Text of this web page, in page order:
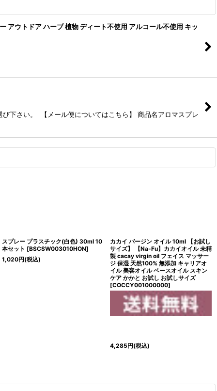
ウトドア ハーブ 植物 ディート不使用 アルコール不使用 キッ
下さい。 【メール便についてはこちら】 商品名アロマスプレ
スプレー プラスチック(白色) 30ml 10
本セット [BSCSW003010HON]
1,020円(税込)
カカイ バージン オイル 10ml 【お試し
サイズ】 【Na-Fu】カカイオイル 未精
製 cacay virgin oil フェイス マッサー
ジ 保湿 天然100% 無添加 キャリアオ
イル 美容オイル ベースオイル スキン
ケア かかと お試し お試しサイズ
[COCCY001000000]
4,285円(税込)